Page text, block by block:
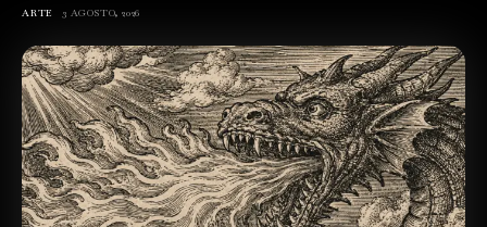
ARTE 3 AGOSTO, 2026